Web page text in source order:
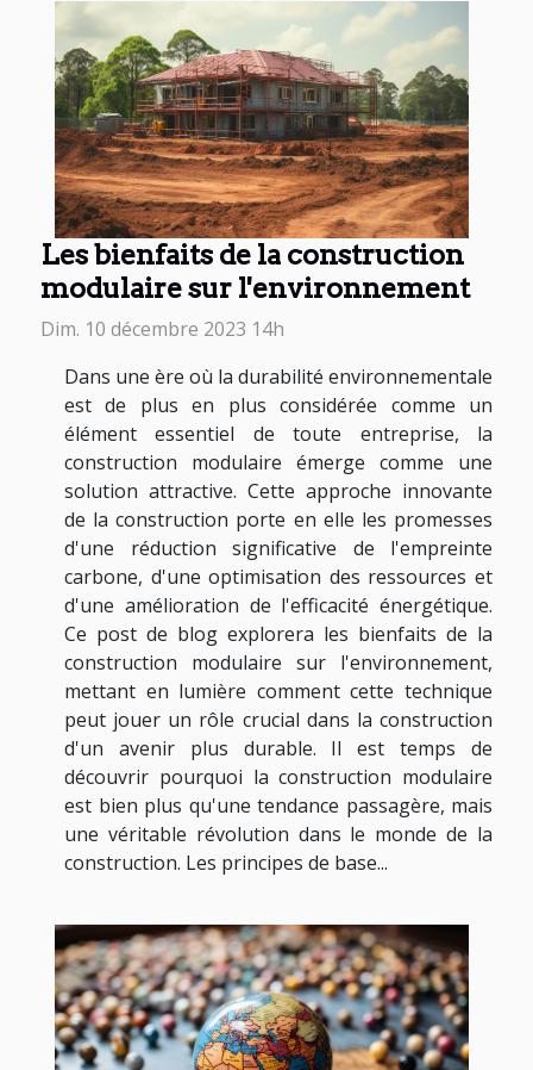
Les bienfaits de la construction
modulaire sur l'environnement
Dim. 10 décembre 2023 14h
Dans une ère où la durabilité environnementale
est de plus en plus considérée comme un
élément essentiel de toute entreprise, la
construction modulaire émerge comme une
solution attractive. Cette approche innovante
de la construction porte en elle les promesses
d'une réduction significative de l'empreinte
carbone, d'une optimisation des ressources et
d'une amélioration de l'efficacité énergétique.
Ce post de blog explorera les bienfaits de la
construction modulaire sur l'environnement,
mettant en lumière comment cette technique
peut jouer un rôle crucial dans la construction
d'un avenir plus durable. Il est temps de
découvrir pourquoi la construction modulaire
est bien plus qu'une tendance passagère, mais
une véritable révolution dans le monde de la
construction. Les principes de base...